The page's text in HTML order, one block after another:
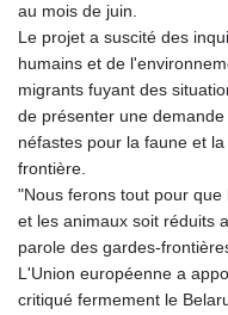
au mois de juin.
Le projet a suscité des
humains et de
migrants fuyant des
de présenter une
néfastes pour la faune et
frontière.
"Nous ferons tout pour
et les animaux soit réduits
parole des gardes-
L'Union européenne a
critiqué fermement le